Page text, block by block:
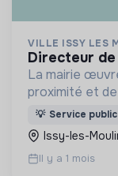
VILLE ISSY LES
directeur
La mairie
proximité et
l'enfance,
💡 Service
Issy-les-
Il y a 1 mois